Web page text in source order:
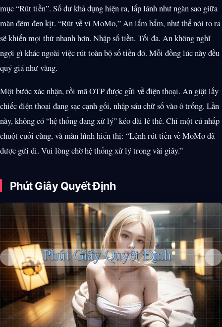
mục “Rút tiền”. Số dư khả dụng hiện ra, lấp lánh như ngàn sao giữa
màn đêm đen kịt. “Rút về ví MoMo,” An lẩm bẩm, như thể nói to ra
sẽ khiến mọi thứ nhanh hơn. Nhập số tiền. Tối đa. An không nghĩ
ngợi gì khác ngoài việc rút toàn bộ số tiền đó. Mỗi đồng lúc này đều
quý giá như vàng.
Một bước xác nhận, rồi mã OTP được gửi về điện thoại. An giật lấy
chiếc điện thoại đang sạc cạnh gối, nhập sáu chữ số vào ô trống. Lần
này, không có “hệ thống đang xử lý” kéo dài lê thê. Chỉ một cú nhấp
chuột cuối cùng, và màn hình hiển thị: “Lệnh rút tiền về MoMo đã
được gửi đi. Vui lòng chờ hệ thống xử lý trong vài giây.”
Phút Giây Quyết Định